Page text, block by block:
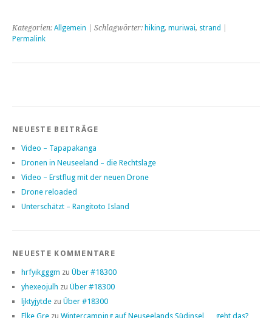
Kategorien: Allgemein | Schlagwörter: hiking, muriwai, strand
Permalink
NEUESTE BEITRÄGE
Video – Tapapakanga
Dronen in Neuseeland – die Rechtslage
Video – Erstflug mit der neuen Drone
Drone reloaded
Unterschätzt – Rangitoto Island
NEUESTE KOMMENTARE
hrfyikgggm zu Über #18300
yhexeojulh zu Über #18300
ljktyjytde zu Über #18300
Elke Gre zu Wintercamping auf Neuseelands Südinsel … geht das?